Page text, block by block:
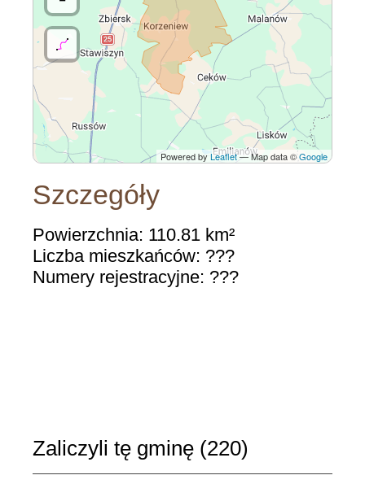
Powered byLeaflet— Map data ©Google
Szczegóły
Powierzchnia: 110.81 km²
Liczba mieszkańców: ???
Numery rejestracyjne: ???
Zaliczyli tę gminę (220)